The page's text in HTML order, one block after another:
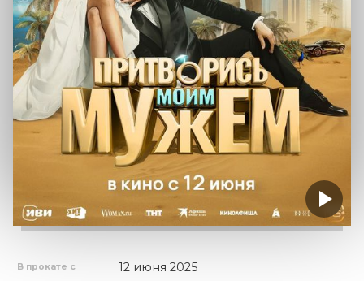
В прокате с 12 июня 2025